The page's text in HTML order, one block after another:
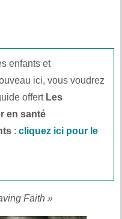
enfants et
ici, vous voudrez
offert Les
en santé
:cliquez ici pour le
Faith »